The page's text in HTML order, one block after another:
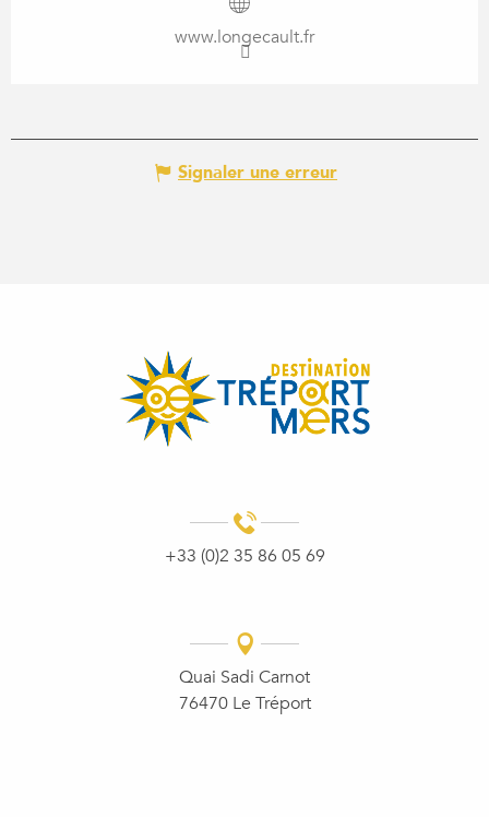
www.longecault.fr
Signaler une erreur
+33 (0)2 35 86 05 69
Quai Sadi Carnot
76470 Le Tréport